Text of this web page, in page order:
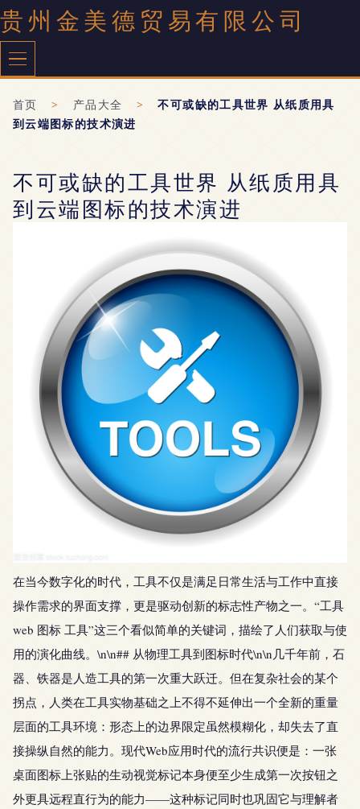
贵州金美德贸易有限公司
首页 > 产品大全 >
不可或缺的工具世界 从纸质用具
到云端图标的技术演进
不可或缺的工具世界 从纸质用具
到云端图标的技术演进
在当今数字化的时代，工具不仅是满足日常生活与工作中直接
操作需求的界面支撑，更是驱动创新的标志性产物之一。“工具
web 图标 工具”这三个看似简单的关键词，描绘了人们获取与使
用的演化曲线。\n\n## 从物理工具到图标时代\n\n几千年前，石
器、铁器是人造工具的第一次重大跃迁。但在复杂社会的某个
拐点，人类在工具实物基础之上不得不延伸出一个全新的重量
层面的工具环境：形态上的边界限定虽然模糊化，却失去了直
接操纵自然的能力。现代Web应用时代的流行共识便是：一张
桌面图标上张贴的生动视觉标记本身便至少生成第一次按钮之
外更具远程直行为的能力——这种标记同时也巩固它与理解者